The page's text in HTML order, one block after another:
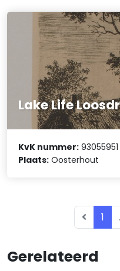
Gerelateerd
Lake Life
KvK nummer: 93055951
Plaats: Oosterhout
1